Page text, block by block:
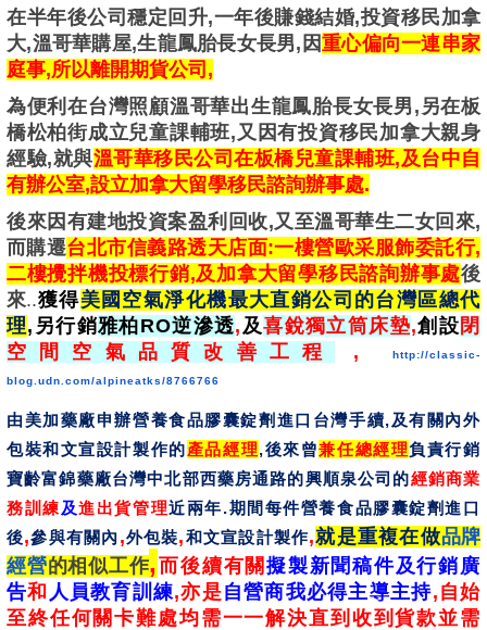
在半年後公司穩定回升,一年後賺錢結婚,投資移民加拿
大,溫哥華購屋,生龍鳳胎長女長男,因重心偏向一連串家
庭事,所以離開期貨公司,
為便利在台灣照顧溫哥華出生龍鳳胎長女長男,另在板
橋松柏街成立兒童課輔班,又因有投資移民加拿大親身
經驗,就與溫哥華移民公司在板橋兒童課輔班,及台中自
有辦公室,設立加拿大留學移民諮詢辦事處.
後來因有建地投資案盈利回收,又至溫哥華生二女回來,
而購遷台北市信義路透天店面:一樓營歐采服飾委託行,
二樓攪拌機投標行銷,及加拿大留學移民諮詢辦事處後
來..獲得美國空氣淨化機最大直銷公司的台灣區總代
理,另行銷雅柏RO逆滲透, 及喜銳獨立筒床墊,創設 閉
空間空氣品質改善工程
, http://classic-
blog.udn.com/alpineatks/8766766
由美加藥廠申辦營養食品膠囊錠劑進口台灣手續,及有關內外
包裝和文宣設計製作的產品經理,後來曾兼任總經理負責行銷
寶齡富錦藥廠台灣中北部西藥房通路的興順泉公司的經銷商業
務訓練及進出貨管理近兩年.期間每件營養食品膠囊錠劑進口
後,參與有關內,外包裝,和文宣設計製作,就是重複在做品牌
經營的相似工作, 而後續有關擬製新聞稿件及行銷廣
告和 人員教育訓練,亦是自營商我必得主導主持,自始
至終任何關卡難處均需一一解決直到收到貨款並需